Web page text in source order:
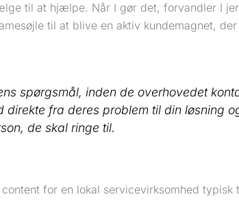
til at hjælpe. Når I gør det, forvandler I
til at blive en aktiv kundemagnet,
spørgsmål,inden de overhovedet
fra deres problem til din løsning
de skal ringe til.
for en lokal servicevirksomhed typisk